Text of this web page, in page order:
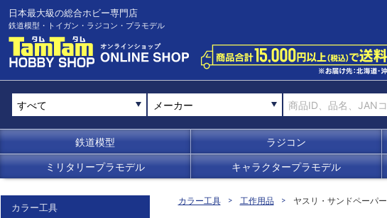
日本最大級の総合ホビー専門店
鉄道模型・トイガン・ラジコン・プラモデル
メーカー
鉄道模型 ラジコン
ミリタリープラモデル キャラクタープラモデル
カラー工具 工作用品 ヤスリ・サンドペーパー
カラー工具